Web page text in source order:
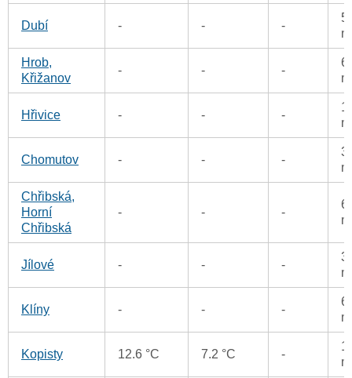
Dubí - - -
Hrob,
Křižanov
- - -
Hřivice - - -
Chomutov - - -
Chřibská,
Horní
Chřibská
- - -
Jílové - - -
Klíny - - -
Kopisty 12.6 °C 7.2 °C -